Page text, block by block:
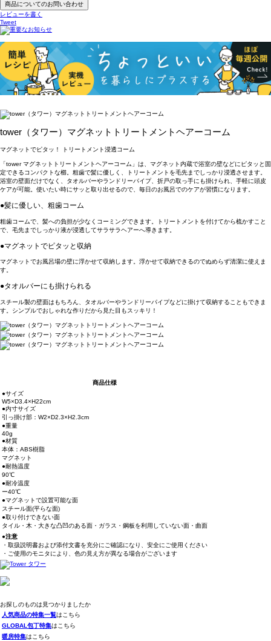
商品についてのお問い合わせ
レビューを書く
Tweet
tower（タワー）マグネットトリートメントヘアーコーム
マグネットでピタッ！ トリートメント浸透コーム
「tower マグネットトリートメントヘアーコーム」は、マグネット内蔵で浴室の壁などにピタッと固
定できるコンパクトな櫛。粗歯で髪に優しく、トリートメントを毛先までしっかり浸透させます。
浴室の壁面だけでなく、タオルバーやランドリーパイプ、折戸の取っ手にも掛けられ、手軽に頭皮
ケアが可能。使いたい時にサッと取り出せるので、毎日のお風呂でのケアが習慣になります。
●髪に優しい、粗歯コーム
粗歯コームで、髪への負担が少なくコーミングできます。トリートメントを付けてから梳かすこと
で、毛先までしっかり液が浸透してサラサラヘアーへ導きます。
●マグネットでピタッと収納
マグネットでお風呂場の壁に浮かせて収納します。浮かせて収納できるのでぬめらず清潔に使えま
す。
●タオルバーにも掛けられる
スチール製の壁面はもちろん、タオルバーやランドリーパイプなどに掛けて収納することもできま
す。シンプルでおしゃれな作りだから見た目もスッキリ！
商品仕様
●サイズ
W5×D3.4×H22cm
●内寸サイズ
引っ掛け部：W2×D2.3×H2.3cm
●重量
40g
●材質
本体：ABS樹脂
マグネット
●耐熱温度
90℃
●耐冷温度
ー40℃
●マグネットで設置可能な面
スチール面(平らな面)
●取り付けできない面
タイル・木・大きな凸凹のある面・ガラス・鋼板を利用していない面・曲面
●注意
・取扱説明書および添付文書を充分にご確認になり、安全にご使用ください
・ご使用のモニタにより、色の見え方が異なる場合がございます
お探しのものは見つかりましたか
人気商品の特集一覧はこちら
GLOBAL包丁特集はこちら
暖房特集はこちら